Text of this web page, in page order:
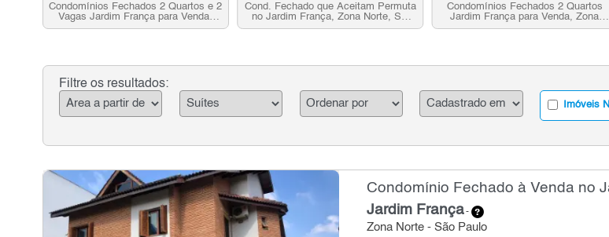
Condomínios Fechados 2 Quartos e 2
Vagas Jardim França para Venda,
Zona Norte, SP
Cond. Fechado que Aceitam Permuta
no Jardim França, Zona Norte, SP
para Venda
Condomínios Fechados 2 Quartos
Jardim França para Venda, Zona
Norte, SP
Filtre os resultados:
Imóveis
Condomínio Fechado à Venda no
Jardim França-
Zona Norte - São Paulo